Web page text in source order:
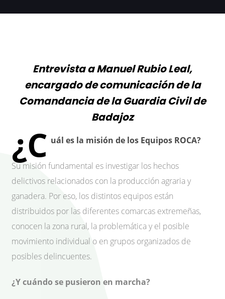
Entrevista a Manuel Rubio Leal,
encargado de comunicación de la
Comandancia de la Guardia Civil de
Badajoz
¿C uál es la misión de los Equipos ROCA?
Su misión fundamental es investigar los hechos
delictivos relacionados con la producción agraria y
ganadera. Por eso, los distintos equipos están
distribuidos por las diferentes comarcas extremeñas,
conocen la zona rural, la problemática y el posible
movimiento individual o en grupos organizados de
posibles delincuentes.
¿Y cuándo se pusieron en marcha?